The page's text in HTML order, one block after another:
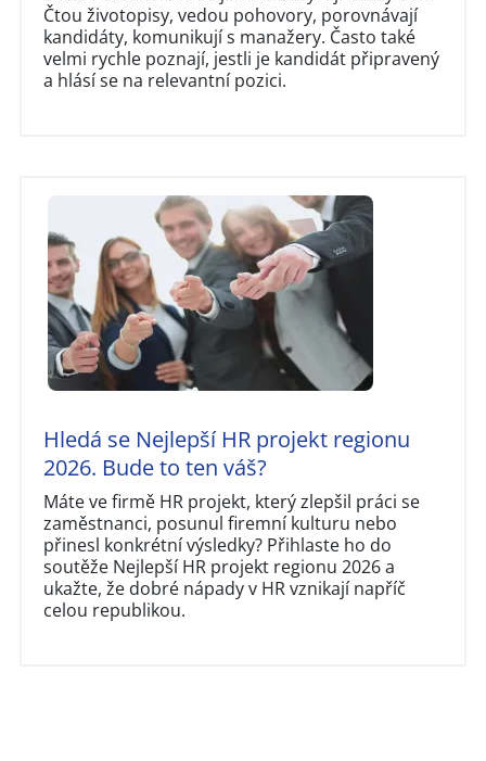
Čtou životopisy, vedou pohovory, porovnávají
kandidáty, komunikují s manažery. Často také
velmi rychle poznají, jestli je kandidát připravený
a hlásí se na relevantní pozici.
Hledá se Nejlepší HR projekt regionu
2026. Bude to ten váš?
Máte ve firmě HR projekt, který zlepšil práci se
zaměstnanci, posunul firemní kulturu nebo
přinesl konkrétní výsledky? Přihlaste ho do
soutěže Nejlepší HR projekt regionu 2026 a
ukažte, že dobré nápady v HR vznikají napříč
celou republikou.